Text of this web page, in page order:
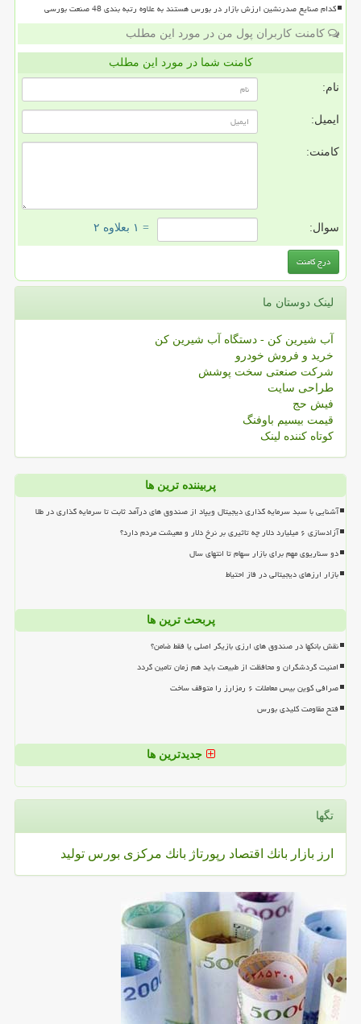
کدام صنایع صدرنشین ارزش بازار در بورس هستند به علاوه رتبه بندی 48 صنعت بورسی
کامنت کاربران پول من در مورد این مطلب
کامنت شما در مورد این مطلب
نام:
ایمیل:
کامنت:
سوال: = ۱ بعلاوه ۲
لینک دوستان ما
آب شیرین کن - دستگاه آب شیرین کن
خرید و فروش خودرو
شرکت صنعتی سخت پوشش
طراحی سایت
فیش حج
قیمت بیسیم باوفنگ
کوتاه کننده لینک
پربیننده ترین ها
آشنایی با سبد سرمایه گذاری دیجیتال ویپاد از صندوق های درآمد ثابت تا سرمایه گذاری در طلا
آزادسازی ۶ میلیارد دلار چه تاثیری بر نرخ دلار و معیشت مردم دارد؟
دو سناریوی مهم برای بازار سهام تا انتهای سال
بازار ارزهای دیجیتالی در فاز احتیاط
پربحث ترین ها
نقش بانکها در صندوق های ارزی بازیگر اصلی یا فقط ضامن؟
امنیت گردشگران و محافظت از طبیعت باید هم زمان تامین گردد
صرافی کوین بیس معاملات ۶ رمزارز را متوقف ساخت
فتح مقاومت کلیدی بورس
جدیدترین ها
تگها
ارز بازار بانك اقتصاد رپورتاژ بانك مركزی بورس تولید